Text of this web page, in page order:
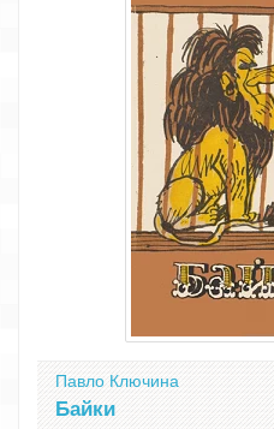
Павло Ключина
Байки